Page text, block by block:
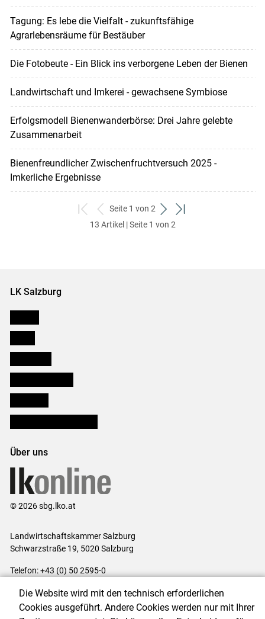
Tagung: Es lebe die Vielfalt - zukunftsfähige
Agrarlebensräume für Bestäuber
Die Fotobeute - Ein Blick ins verborgene Leben der Bienen
Landwirtschaft und Imkerei - gewachsene Symbiose
Erfolgsmodell Bienenwanderbörse: Drei Jahre gelebte
Zusammenarbeit
Bienenfreundlicher Zwischenfruchtversuch 2025 -
Imkerliche Ergebnisse
zum
ersten
zurück
zum
Seite 1 von 2
weiter
zum
zum
13 Artikel | Seite 1 von 2
LK Salzburg
Über uns
© 2026 sbg.lko.at
Landwirtschaftskammer Salzburg
Schwarzstraße 19, 5020 Salzburg
Telefon: +43 (0) 50 2595-0
Impressum|Kontakt|Datenschutzerklärung|Barrierefreiheit|
Die Website wird mit den technisch erforderlichen
Cookies ausgeführt. Andere Cookies werden nur mit Ihrer